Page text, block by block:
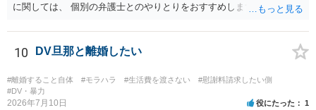
に関しては、 個別の弁護士とのやりとりをおすすめします。
10 DV旦那と離婚したい
#離婚すること自体 #モラハラ #生活費を渡さない
#慰謝料請求したい側
#DV・暴力
2026年7月10日 役にたった 1